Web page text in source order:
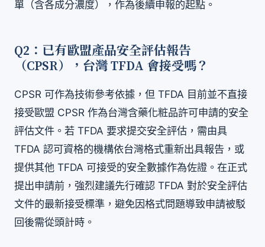
單（含各成分濃度），作為後續申報的起點。
Q2：已有歐盟產品安全評估報告
（CPSR），台灣 TFDA 會接受嗎？
CPSR 可作為技術參考依據，但 TFDA 目前並不直接
接受歐盟 CPSR 作為台灣含藥化粧品許可申請的安全
評估文件。若 TFDA 要求提交安全評估，需由具
TFDA 認可資格的機構依台灣格式重新出具報告，或
提供其他 TFDA 可接受的安全數據作為佐證。在正式
提出申請前，強烈建議先行確認 TFDA 對於安全評估
文件的最新接受標準，避免因格式問題導致申請被駁
回後需從頭計時。